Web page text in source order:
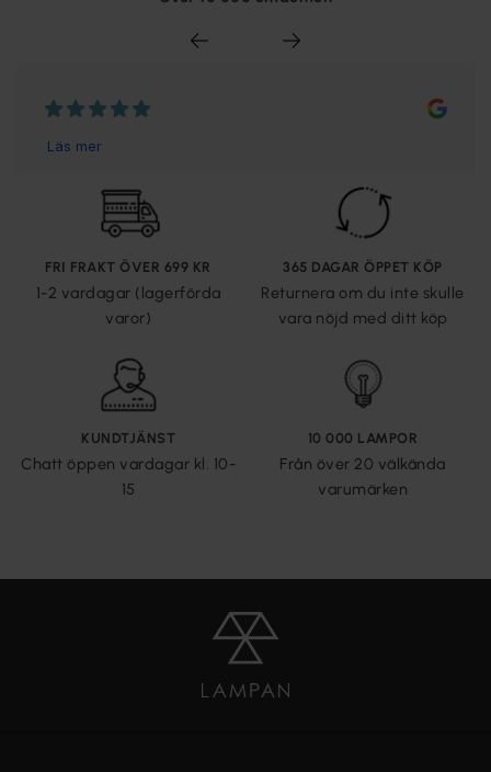
FRI FRAKT ÖVER 699 KR
1-2 vardagar (lagerförda
varor)
365 DAGAR ÖPPET KÖP
Returnera om du inte skulle
vara nöjd med ditt köp
KUNDTJÄNST
Chatt öppen vardagar kl. 10-
15
10 000 LAMPOR
Från över 20 välkända
varumärken